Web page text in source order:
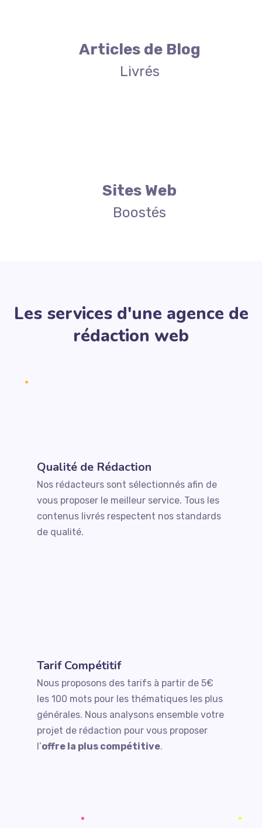
Articles de Blog
Livrés
Sites Web
Boostés
Les services d'une agence de
rédaction web
Qualité de Rédaction
Nos rédacteurs sont sélectionnés afin de
vous proposer le meilleur service. Tous les
contenus livrés respectent nos standards
de qualité.
Tarif Compétitif
Nous proposons des tarifs à partir de 5€
les 100 mots pour les thématiques les plus
générales. Nous analysons ensemble votre
projet de rédaction pour vous proposer
l’offre la plus compétitive.